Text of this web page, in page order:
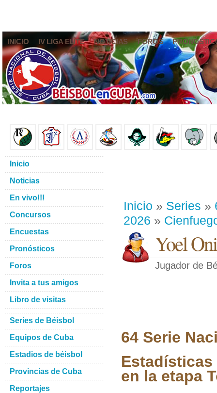
INICIO IV LIGA ELITE NOTICIAS FOROS
Inicio » Series »
2026 »
Yoel
Jugador de
64 Serie
Estadísticas
en la etapa
Inicio
Noticias
En vivo!!!
Concursos
Encuestas
Pronósticos
Foros
Invita a tus amigos
Libro de visitas
Series de Béisbol
Equipos de Cuba
Estadios de béisbol
Provincias de Cuba
Reportajes